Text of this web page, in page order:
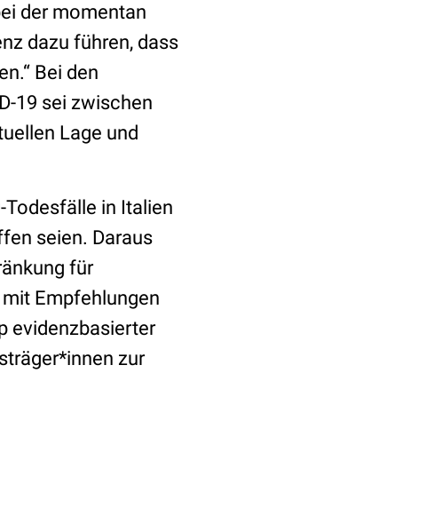
der momentan
dazu führen, dass
Bei den
19 sei zwischen
Lage und
Todesfälle in Italien
seien. Daraus
für
Empfehlungen
evidenzbasierter
zur